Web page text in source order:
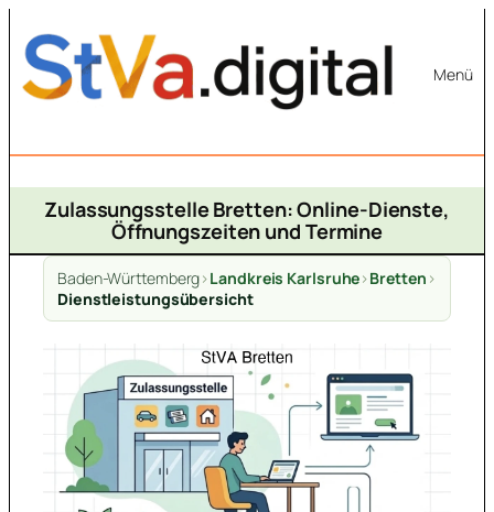
Inhalt
springen
Menü
Zulassungsstelle Bretten: Online-Dienste,
Öffnungszeiten und Termine
Baden-Württemberg>Landkreis Karlsruhe>Bretten >
Dienstleistungsübersicht